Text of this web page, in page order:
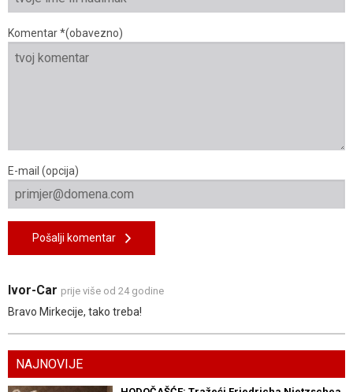
Komentar *(obavezno)
E-mail (opcija)
Pošalji komentar
Ivor-Car prije više od 24 godine
Bravo Mirkecije, tako treba!
NAJNOVIJE